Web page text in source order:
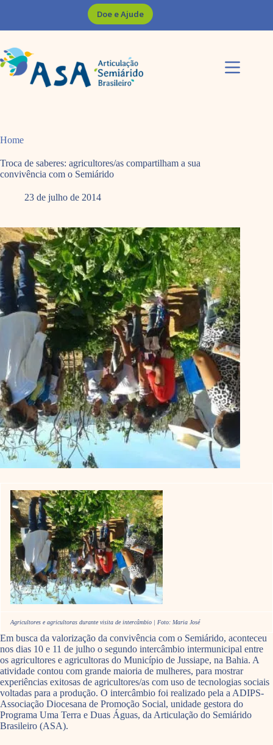
Doe e Ajude
Home
Troca de saberes: agricultores/as compartilham a sua
convivência com o Semiárido
23 de julho de 2014
Agricultores e agricultoras durante visita de intercâmbio | Foto: Maria José
Em busca da valorização da convivência com o Semiárido, aconteceu
nos dias 10 e 11 de julho o segundo intercâmbio intermunicipal entre
os agricultores e agricultoras do Município de Jussiape, na Bahia. A
atividade contou com grande maioria de mulheres, para mostrar
experiências exitosas de agricultores/as com uso de tecnologias sociais
voltadas para a produção. O intercâmbio foi realizado pela a ADIPS-
Associação Diocesana de Promoção Social, unidade gestora do
Programa Uma Terra e Duas Águas, da Articulação do Semiárido
Brasileiro (ASA).